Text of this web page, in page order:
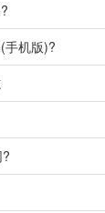
手机版)?